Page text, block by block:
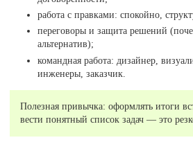
работа с правками: спокойно,
переговоры и защита решений
альтернатив);
командная работа: дизайнер,
инженеры, заказчик.
Полезная привычка: оформлять итоги
вести понятный список задач — это